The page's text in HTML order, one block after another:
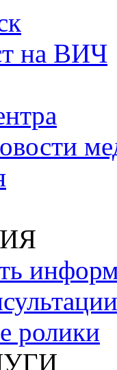
на ВИЧ
ролики